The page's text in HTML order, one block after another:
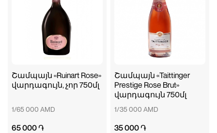
Շամպայն «Ruinart Rose»
վարդագույն, չոր 750մլ
1/65 000 AMD
65 000 ֏
Շամպայն «Taittinger
Prestige Rose Brut»
վարդագույն 750մլ
1/35 000 AMD
35 000 ֏